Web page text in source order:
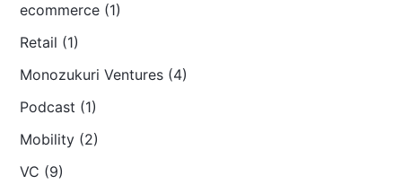
ecommerce (1)
Retail (1)
Monozukuri Ventures (4)
Podcast (1)
Mobility (2)
VC (9)